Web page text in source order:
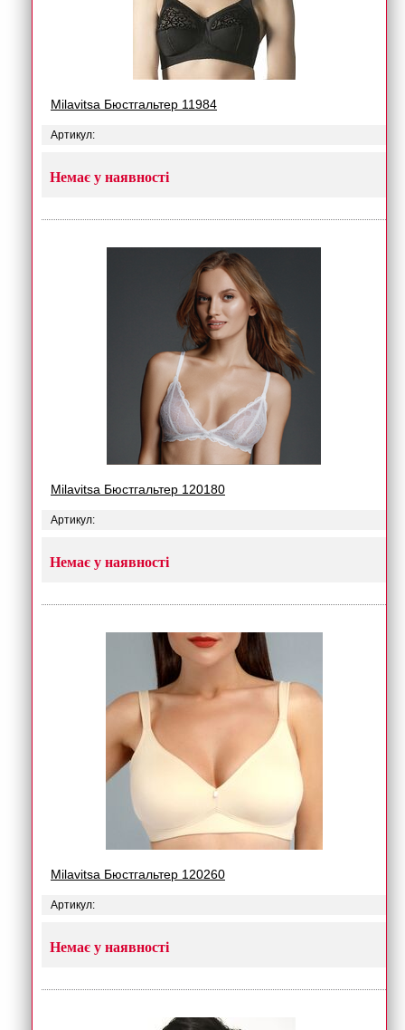
Milavitsa Бюстгальтер 11984
Артикул:
Немає у наявності
Milavitsa Бюстгальтер 120180
Артикул:
Немає у наявності
Milavitsa Бюстгальтер 120260
Артикул:
Немає у наявності